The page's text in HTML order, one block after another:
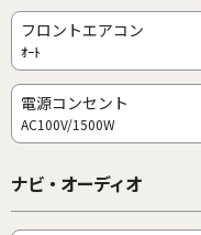
フロントエアコン
ｵｰﾄ
電源コンセント
AC100V/1500W
ナビ・オーディオ